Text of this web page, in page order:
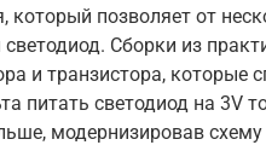
который позволяет от
Сборки из
и транзистора, которые
питать светодиод на 3V
модернизировав